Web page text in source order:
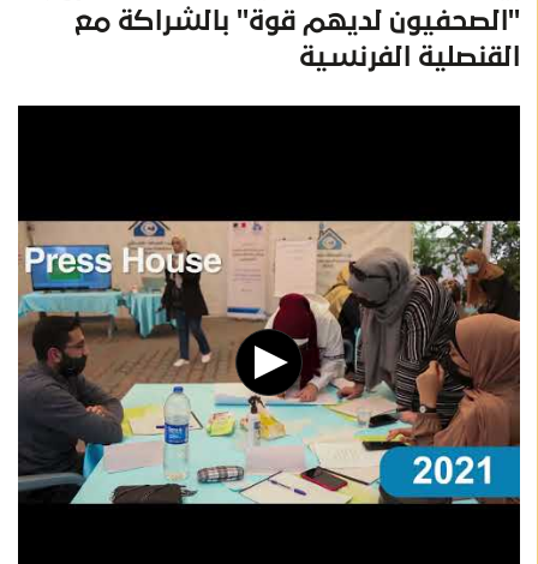
"الصحفيون لديهم قوة" بالشراكة مع
القنصلية الفرنسية